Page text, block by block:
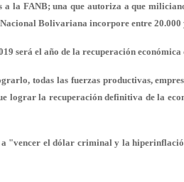
a la FANB; una que autoriza a que
Bolivariana incorpore entre
será el año de la recuperación económica
todas las fuerzas productivas,
lograr la recuperación definitiva de la
a "vencer el dólar criminal y la